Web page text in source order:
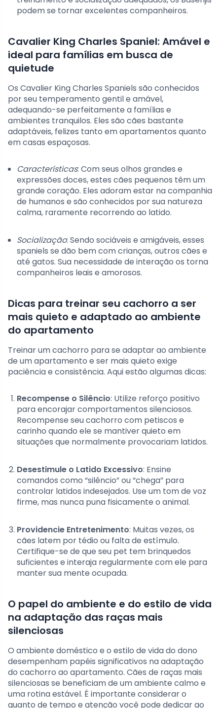
podem se tornar excelentes companheiros.
Cavalier King Charles Spaniel: Amável e
ideal para famílias em busca de
quietude
Os Cavalier King Charles Spaniels são conhecidos
por seu temperamento gentil e amável,
adequando-se perfeitamente a famílias e
ambientes tranquilos. Eles são cães bastante
adaptáveis, felizes tanto em apartamentos quanto
em casas espaçosas.
Características: Com seus olhos grandes e
expressões doces, estes cães pequenos têm um
grande coração. Eles adoram estar na companhia
de humanos e são conhecidos por sua natureza
calma, raramente recorrendo ao latido.
Socialização: Sendo sociáveis e amigáveis, esses
spaniels se dão bem com crianças, outros cães e
até gatos. Sua necessidade de interação os torna
companheiros leais e amorosos.
Dicas para treinar seu cachorro a ser
mais quieto e adaptado ao ambiente
do apartamento
Treinar um cachorro para se adaptar ao ambiente
de um apartamento e ser mais quieto exige
paciência e consistência. Aqui estão algumas dicas:
Recompense o Silêncio: Utilize reforço positivo
para encorajar comportamentos silenciosos.
Recompense seu cachorro com petiscos e
carinho quando ele se mantiver quieto em
situações que normalmente provocariam latidos.
Desestimule o Latido Excessivo: Ensine
comandos como “silêncio” ou “chega” para
controlar latidos indesejados. Use um tom de voz
firme, mas nunca puna fisicamente o animal.
Providencie Entretenimento: Muitas vezes, os
cães latem por tédio ou falta de estímulo.
Certifique-se de que seu pet tem brinquedos
suficientes e interaja regularmente com ele para
manter sua mente ocupada.
O papel do ambiente e do estilo de vida
na adaptação das raças mais
silenciosas
O ambiente doméstico e o estilo de vida do dono
desempenham papéis significativos na adaptação
do cachorro ao apartamento. Cães de raças mais
silenciosas se beneficiam de um ambiente calmo e
uma rotina estável. É importante considerar o
quanto de tempo e atenção você pode dedicar ao